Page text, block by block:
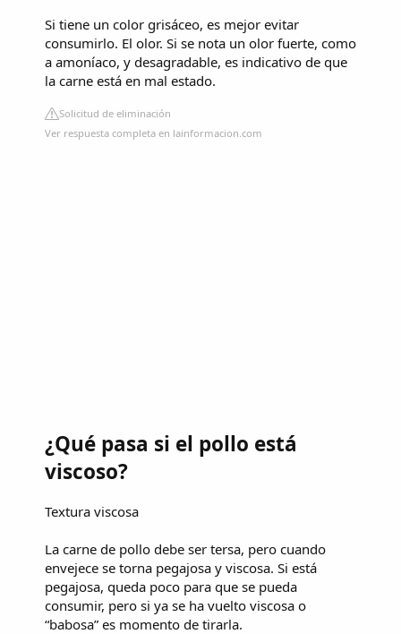
Si tiene un color grisáceo, es mejor evitar
consumirlo. El olor. Si se nota un olor fuerte, como
a amoníaco, y desagradable, es indicativo de que
la carne está en mal estado.
Solicitud de eliminación
Ver respuesta completa en lainformacion.com
¿Qué pasa si el pollo está
viscoso?
Textura viscosa
La carne de pollo debe ser tersa, pero cuando
envejece se torna pegajosa y viscosa. Si está
pegajosa, queda poco para que se pueda
consumir, pero si ya se ha vuelto viscosa o
“babosa” es momento de tirarla.